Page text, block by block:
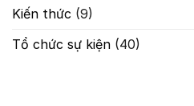
Kiến thức (9)
Tổ chức sự kiện (40)